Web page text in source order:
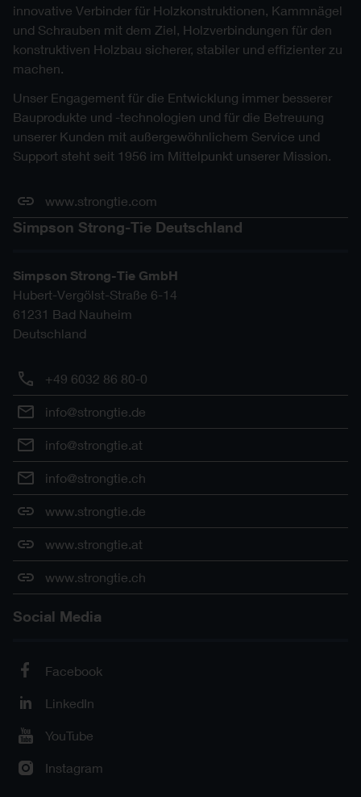
innovative Verbinder für Holzkonstruktionen, Kammnägel
und Schrauben mit dem Ziel, Holzverbindungen für den
konstruktiven Holzbau sicherer, stabiler und effizienter zu
machen.
Unser Engagement für die Entwicklung immer besserer
Bauprodukte und -technologien und für die Betreuung
unserer Kunden mit außergewöhnlichem Service und
Support steht seit 1956 im Mittelpunkt unserer Mission.
www.strongtie.com
Simpson Strong-Tie Deutschland
Simpson Strong-Tie GmbH
Hubert-Vergölst-Straße 6-14
61231 Bad Nauheim
Deutschland
+49 6032 86 80-0
info@strongtie.de
info@strongtie.at
info@strongtie.ch
www.strongtie.de
www.strongtie.at
www.strongtie.ch
Social Media
Facebook
LinkedIn
YouTube
Instagram